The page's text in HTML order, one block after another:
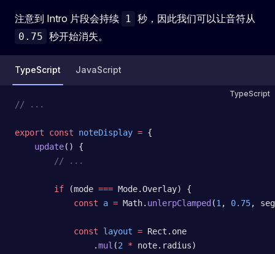
注意到 Intro 片段会持续 1 秒，因此我们可以让音符从
0.75 秒开始消失。
TypeScript JavaScript
TypeScript
// ...
export const noteDisplay = {
    update
() {
        // ...
        if
(mode === Mode.Overlay) {
            const
a = Math. unlerpClamped (1 , 0.75,
            const
layout = Rect.one
                .
mul (2 * note.radius)